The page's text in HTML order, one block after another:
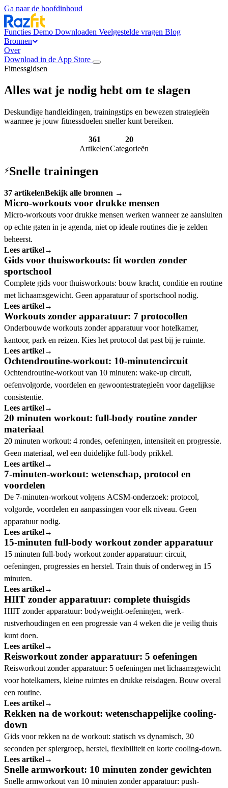
Ga naar de hoofdinhoud
Functies Demo Downloaden Veelgestelde vragen Blog
Bronnen
Over
Download in de App Store
Fitnessgidsen
Alles wat je nodig hebt om te slagen
Deskundige handleidingen, trainingstips en bewezen strategieën
waarmee je jouw fitnessdoelen sneller kunt bereiken.
361
Artikelen
20
Categorieën
⚡Snelle trainingen
37 artikelenBekijk alle bronnen →
Micro-workouts voor drukke mensen
Micro-workouts voor drukke mensen werken wanneer ze aansluiten
op echte gaten in je agenda, niet op ideale routines die je zelden
beheerst.
Lees artikel→
Gids voor thuisworkouts: fit worden zonder
sportschool
Complete gids voor thuisworkouts: bouw kracht, conditie en routine
met lichaamsgewicht. Geen apparatuur of sportschool nodig.
Lees artikel→
Workouts zonder apparatuur: 7 protocollen
Onderbouwde workouts zonder apparatuur voor hotelkamer,
kantoor, park en reizen. Kies het protocol dat past bij je ruimte.
Lees artikel→
Ochtendroutine-workout: 10-minutencircuit
Ochtendroutine-workout van 10 minuten: wake-up circuit,
oefenvolgorde, voordelen en gewoontestrategieën voor dagelijkse
consistentie.
Lees artikel→
20 minuten workout: full-body routine zonder
materiaal
20 minuten workout: 4 rondes, oefeningen, intensiteit en progressie.
Geen materiaal, wel een duidelijke full-body prikkel.
Lees artikel→
7-minuten-workout: wetenschap, protocol en
voordelen
De 7-minuten-workout volgens ACSM-onderzoek: protocol,
volgorde, voordelen en aanpassingen voor elk niveau. Geen
apparatuur nodig.
Lees artikel→
15-minuten full-body workout zonder apparatuur
15 minuten full-body workout zonder apparatuur: circuit,
oefeningen, progressies en herstel. Train thuis of onderweg in 15
minuten.
Lees artikel→
HIIT zonder apparatuur: complete thuisgids
HIIT zonder apparatuur: bodyweight-oefeningen, werk-
rustverhoudingen en een progressie van 4 weken die je veilig thuis
kunt doen.
Lees artikel→
Reisworkout zonder apparatuur: 5 oefeningen
Reisworkout zonder apparatuur: 5 oefeningen met lichaamsgewicht
voor hotelkamers, kleine ruimtes en drukke reisdagen. Bouw overal
een routine.
Lees artikel→
Rekken na de workout: wetenschappelijke cooling-
down
Gids voor rekken na de workout: statisch vs dynamisch, 30
seconden per spiergroep, herstel, flexibiliteit en korte cooling-down.
Lees artikel→
Snelle armworkout: 10 minuten zonder gewichten
Snelle armworkout van 10 minuten zonder apparatuur: push-